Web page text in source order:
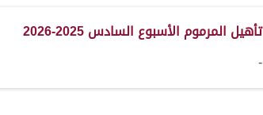
تأهيل المرموم الأسبوع السادس 2025-2026
-